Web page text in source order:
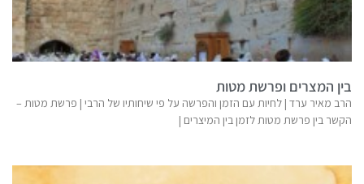
בין המצרים ופרשת מטות
הרב מאיר ערד | לחיות עם הזמן והפרשה על פי שיחותיו של הרבי | פרשת מטות –
הקשר בין פרשת מטות לזמן בין המיצרים |